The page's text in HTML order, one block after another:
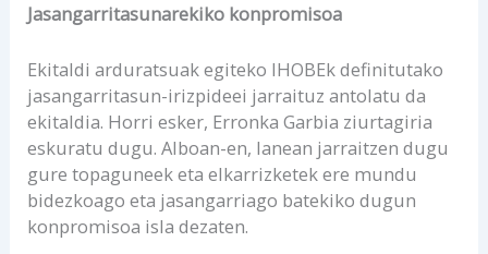
Jasangarritasunarekiko konpromisoa
Ekitaldi arduratsuak egiteko IHOBEk definitutako
jasangarritasun-irizpideei jarraituz antolatu da
ekitaldia. Horri esker, Erronka Garbia ziurtagiria
eskuratu dugu. Alboan-en, lanean jarraitzen dugu
gure topaguneek eta elkarrizketek ere mundu
bidezkoago eta jasangarriago batekiko dugun
konpromisoa isla dezaten.